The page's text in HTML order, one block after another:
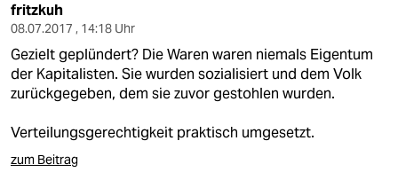
fritzkuh
08.07.2017 , 14:18 Uhr
Gezielt geplündert? Die Waren waren niemals Eigentum
der Kapitalisten. Sie wurden sozialisiert und dem Volk
zurückgegeben, dem sie zuvor gestohlen wurden.
Verteilungsgerechtigkeit praktisch umgesetzt.
zum Beitrag